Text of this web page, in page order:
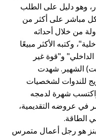
به من 300,000 دولار، وهو دليل على الطلب
مباشر على أكثر من
شخص من أكثر من 100 دولة من خلال أحداثه
وكتبه الأكثر مبيعًا
و"قوة غير
الشهير. شهدت
للندوات لشخصيات
شهرة لدمجه
في عروضه التقديمية،
الطاقة.
هو رجل أعمال متمرس